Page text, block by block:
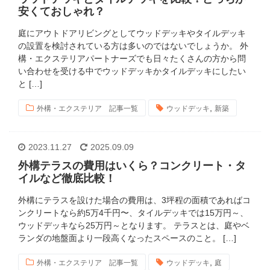
安くておしゃれ？
庭にアウトドアリビングとしてウッドデッキやタイルデッキ
の設置を検討されている方は多いのではないでしょうか。 外
構・エクステリアパートナーズでも日々たくさんの方から問
い合わせを受ける中でウッドデッキかタイルデッキにしたい
と […]
外構・エクステリア 記事一覧 ウッドデッキ 新築
2023.11.27 2025.09.09
外構テラスの費用はいくら？コンクリート・タ
イルなど徹底比較！
外構にテラスを設けた場合の費用は、3坪程の面積であればコ
ンクリートなら約5万4千円〜、タイルデッキでは15万円～、
ウッドデッキなら25万円～となります。 テラスとは、庭やベ
ランダの地盤面より一段高くなったスペースのこと。 […]
外構・エクステリア 記事一覧 ウッドデッキ 庭